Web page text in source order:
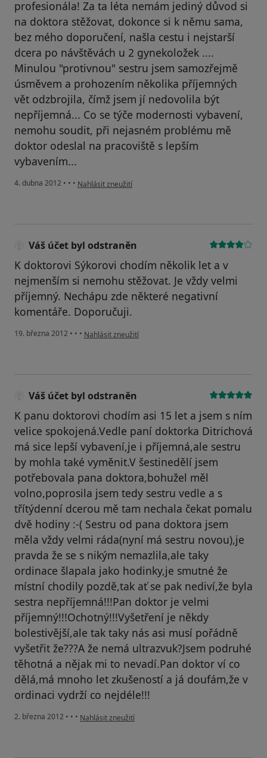
profesionála! Za ta léta nemám jediný důvod si
na doktora stěžovat, dokonce si k němu sama,
bez mého doporučení, našla cestu i nejstarší
dcera po návštěvách u 2 gynekoložek ....
Minulou "protivnou" sestru jsem samozřejmě
úsměvem a prohozením několika příjemných
vět odzbrojila, čímž jsem jí nedovolila být
nepříjemná... Co se týče modernosti vybavení,
nemohu soudit, při nejasném problému mě
doktor odeslal na pracoviště s lepším
vybavením...
4. dubna 2012 • • • podle názoru uživatele Váš účet byl odstraněn
Nahlásit zneužití
Váš účet byl odstraněn
K doktorovi Sýkorovi chodím několik let a v
nejmenším si nemohu stěžovat. Je vždy velmi
příjemný. Nechápu zde některé negativní
komentáře. Doporučuji.
19. března 2012 • • • podle názoru uživatele Váš účet byl odstraněn
Nahlásit zneužití
Váš účet byl odstraněn
K panu doktorovi chodím asi 15 let a jsem s ním
velice spokojená.Vedle paní doktorka Ditrichová
má sice lepší vybavení,je i příjemná,ale sestru
by mohla také vyměnit.V šestinedělí jsem
potřebovala pana doktora,bohužel měl
volno,poprosila jsem tedy sestru vedle a s
třítýdenní dcerou mě tam nechala čekat pomalu
dvě hodiny :-( Sestru od pana doktora jsem
měla vždy velmi ráda(nyní má sestru novou),je
pravda že se s nikým nemazlila,ale taky
ordinace šlapala jako hodinky,je smutné že
místní chodily pozdě,tak ať se pak nediví,že byla
sestra nepříjemná!!!Pan doktor je velmi
příjemný!!!Ochotný!!!Vyšetření je někdy
bolestivější,ale tak taky nás asi musí pořádně
vyšetřit že???A že nemá ultrazvuk?Jsem podruhé
těhotná a nějak mi to nevadí.Pan doktor ví co
dělá,má mnoho let zkušeností a já doufám,že v
ordinaci vydrží co nejdéle!!!
2. března 2012 • • • podle názoru uživatele Váš účet byl odstraněn
Nahlásit zneužití